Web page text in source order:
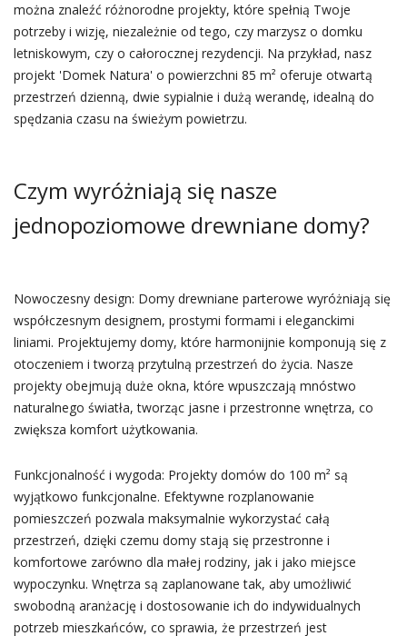
można znaleźć różnorodne projekty, które spełnią Twoje
potrzeby i wizję, niezależnie od tego, czy marzysz o domku
letniskowym, czy o całorocznej rezydencji. Na przykład, nasz
projekt 'Domek Natura' o powierzchni 85 m² oferuje otwartą
przestrzeń dzienną, dwie sypialnie i dużą werandę, idealną do
spędzania czasu na świeżym powietrzu.
Czym wyróżniają się nasze
jednopoziomowe drewniane domy?
Nowoczesny design: Domy drewniane parterowe wyróżniają się
współczesnym designem, prostymi formami i eleganckimi
liniami. Projektujemy domy, które harmonijnie komponują się z
otoczeniem i tworzą przytulną przestrzeń do życia. Nasze
projekty obejmują duże okna, które wpuszczają mnóstwo
naturalnego światła, tworząc jasne i przestronne wnętrza, co
zwiększa komfort użytkowania.
Funkcjonalność i wygoda: Projekty domów do 100 m² są
wyjątkowo funkcjonalne. Efektywne rozplanowanie
pomieszczeń pozwala maksymalnie wykorzystać całą
przestrzeń, dzięki czemu domy stają się przestronne i
komfortowe zarówno dla małej rodziny, jak i jako miejsce
wypoczynku. Wnętrza są zaplanowane tak, aby umożliwić
swobodną aranżację i dostosowanie ich do indywidualnych
potrzeb mieszkańców, co sprawia, że przestrzeń jest